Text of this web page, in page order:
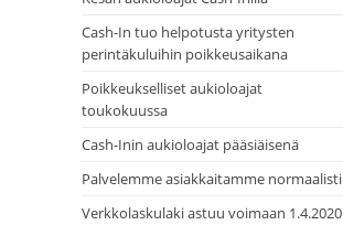
Cash-In tuo helpotusta yritysten
perintäkuluihin poikkeusaikana
Poikkeukselliset aukioloajat
toukokuussa
Cash-Inin aukioloajat pääsiäisenä
Palvelemme asiakkaitamme normaalisti
Verkkolaskulaki astuu voimaan 1.4.2020